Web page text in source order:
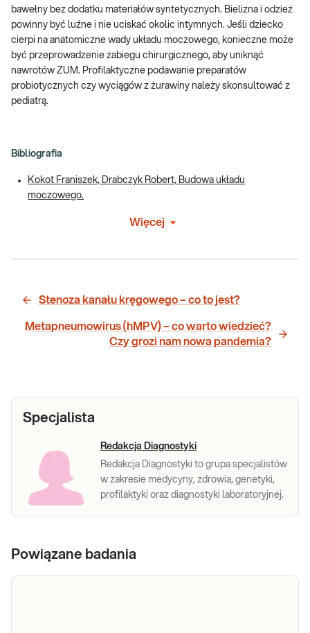
bawełny bez dodatku materiałów syntetycznych. Bielizna i odzież
powinny być luźne i nie uciskać okolic intymnych. Jeśli dziecko
cierpi na anatomiczne wady układu moczowego, konieczne może
być przeprowadzenie zabiegu chirurgicznego, aby uniknąć
nawrotów ZUM. Profilaktyczne podawanie preparatów
probiotycznych czy wyciągów z żurawiny należy skonsultować z
pediatrą.
Bibliografia
Kokot Franiszek, Drabczyk Robert, Budowa układu
moczowego.
Więcej
Stenoza kanału kręgowego – co to jest?
Metapneumowirus (hMPV) – co warto wiedzieć?
Czy grozi nam nowa pandemia?
Specjalista
Redakcja Diagnostyki
Redakcja Diagnostyki to grupa specjalistów
w zakresie medycyny, zdrowia, genetyki,
profilaktyki oraz diagnostyki laboratoryjnej.
Powiązane badania